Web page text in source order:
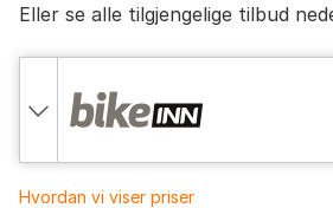
Eller se alle tilgjengelige tilbud
Hvordan vi viser priser